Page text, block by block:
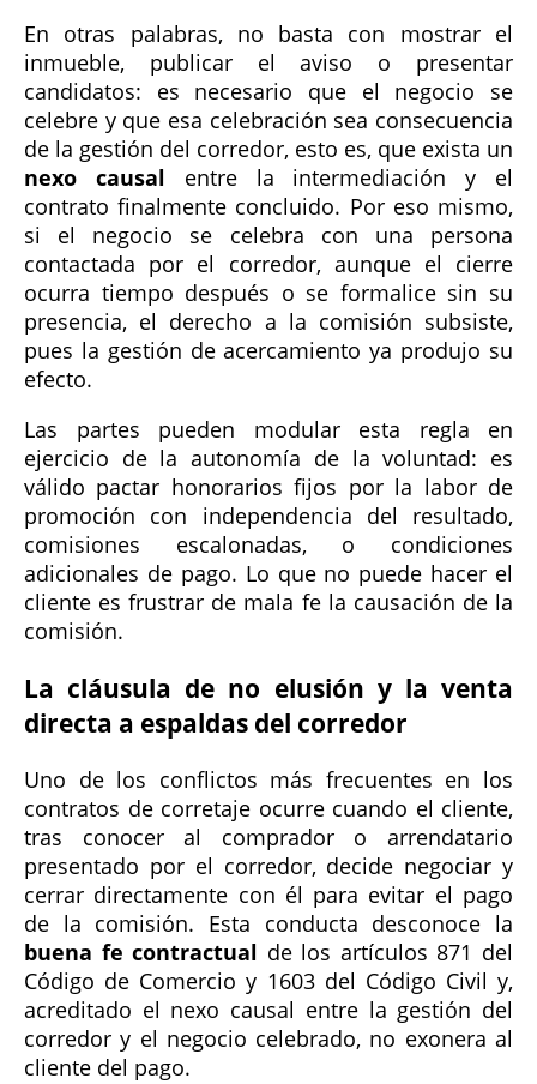
En otras palabras, no basta con mostrar el
inmueble, publicar el aviso o presentar
candidatos: es necesario que el negocio se
celebre y que esa celebración sea consecuencia
de la gestión del corredor, esto es, que exista un
nexo causal entre la intermediación y el
contrato finalmente concluido. Por eso mismo,
si el negocio se celebra con una persona
contactada por el corredor, aunque el cierre
ocurra tiempo después o se formalice sin su
presencia, el derecho a la comisión subsiste,
pues la gestión de acercamiento ya produjo su
efecto.
Las partes pueden modular esta regla en
ejercicio de la autonomía de la voluntad: es
válido pactar honorarios fijos por la labor de
promoción con independencia del resultado,
comisiones escalonadas, o condiciones
adicionales de pago. Lo que no puede hacer el
cliente es frustrar de mala fe la causación de la
comisión.
La cláusula de no elusión y la venta
directa a espaldas del corredor
Uno de los conflictos más frecuentes en los
contratos de corretaje ocurre cuando el cliente,
tras conocer al comprador o arrendatario
presentado por el corredor, decide negociar y
cerrar directamente con él para evitar el pago
de la comisión. Esta conducta desconoce la
buena fe contractual de los artículos 871 del
Código de Comercio y 1603 del Código Civil y,
acreditado el nexo causal entre la gestión del
corredor y el negocio celebrado, no exonera al
cliente del pago.